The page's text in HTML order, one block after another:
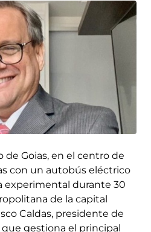
de Goias, en el centro de
con un autobús eléctrico
experimental durante 30
de la capital
Caldas, presidente de
gestiona el principal